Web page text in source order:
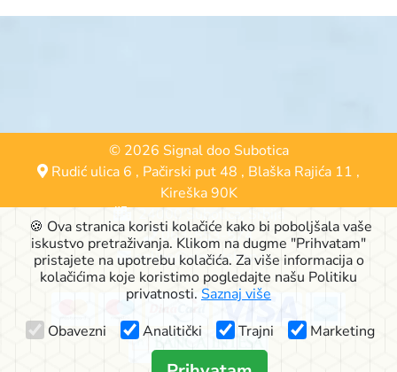
© 2026 Signal doo Subotica
Rudić ulica 6 , Pačirski put 48 , Blaška Rajića 11 ,
Kireška 90K
24000 Subotica, Srbija
063-553-574
online@signalshop.rs
🍪 Ova stranica koristi kolačiće kako bi poboljšala vaše
iskustvo pretraživanja. Klikom na dugme "Prihvatam"
pristajete na upotrebu kolačića. Za više informacija o
kolačićima koje koristimo pogledajte našu Politiku
privatnosti. Saznaj više
Obavezni
Analitički Trajni Marketing